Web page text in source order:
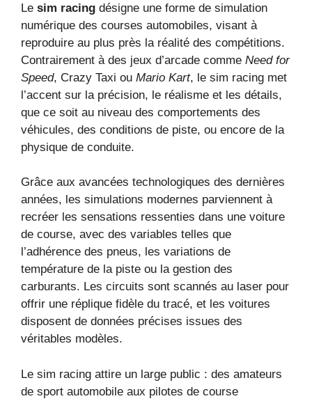
Le sim racing désigne une forme de simulation
numérique des courses automobiles, visant à
reproduire au plus près la réalité des compétitions.
Contrairement à des jeux d’arcade comme Need for
Speed, Crazy Taxi ou Mario Kart, le sim racing met
l’accent sur la précision, le réalisme et les détails,
que ce soit au niveau des comportements des
véhicules, des conditions de piste, ou encore de la
physique de conduite.
Grâce aux avancées technologiques des dernières
années, les simulations modernes parviennent à
recréer les sensations ressenties dans une voiture
de course, avec des variables telles que
l’adhérence des pneus, les variations de
température de la piste ou la gestion des
carburants. Les circuits sont scannés au laser pour
offrir une réplique fidèle du tracé, et les voitures
disposent de données précises issues des
véritables modèles.
Le sim racing attire un large public : des amateurs
de sport automobile aux pilotes de course